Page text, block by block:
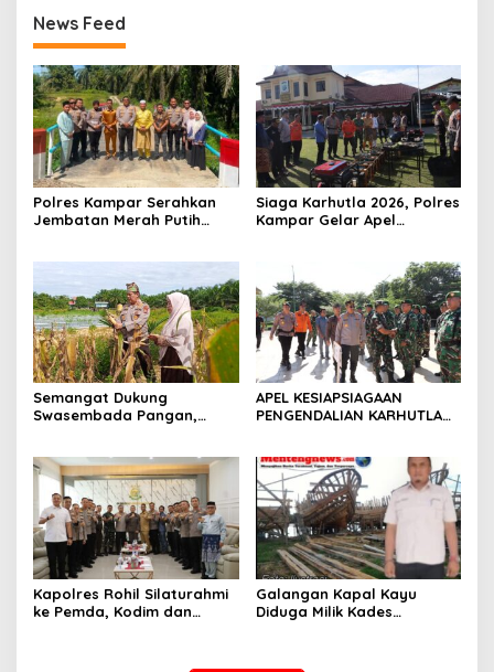
News Feed
Polres Kampar Serahkan
Jembatan Merah Putih
Siaga Karhutla 2026, Polres
Kampar Gelar Apel
Semangat Dukung
Swasembada Pangan,
Sendayan
APEL KESIAPSIAGAAN
PENGENDALIAN KARHUTLA
SINERGI HADAPI MUSIM
KEMARAU DAN POTENSI EL
NINO
Kapolres Rohil Silaturahmi
ke Pemda, Kodim dan
Galangan Kapal Kayu
Diduga Milik Kades